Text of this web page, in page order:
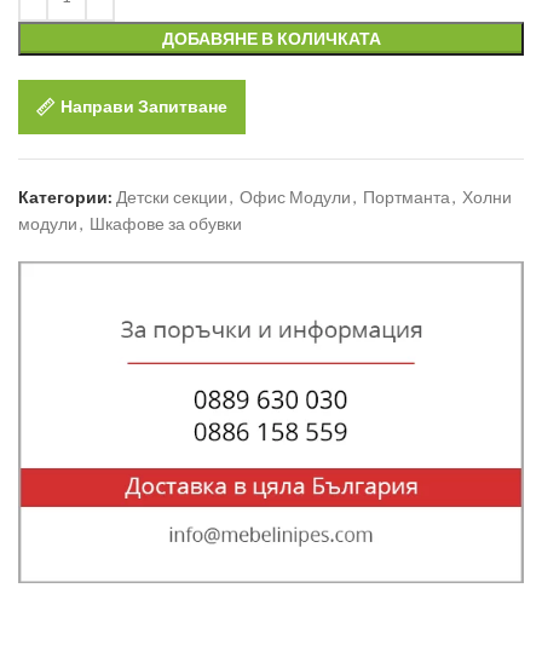
ДОБАВЯНЕ В КОЛИЧКАТА
Направи Запитване
Категории: Детски секции, Офис Модули, Портманта, Холни
модули, Шкафове за обувки